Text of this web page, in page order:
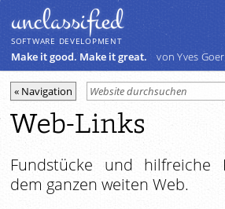
unclassiﬁed
SOFTWARE DEVELOPMENT
Make it good. Make it great. von Yves
Web-Links
Fundstücke und hilfreiche
dem ganzen weiten Web.